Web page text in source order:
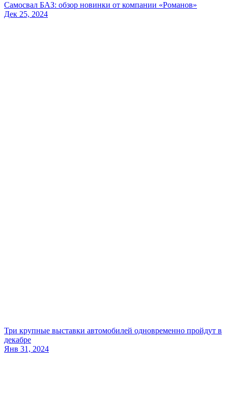
Самосвал БАЗ: обзор новинки от компании «Романов»
Дек 25, 2024
Три крупные выставки автомобилей одновременно пройдут в
декабре
Янв 31, 2024